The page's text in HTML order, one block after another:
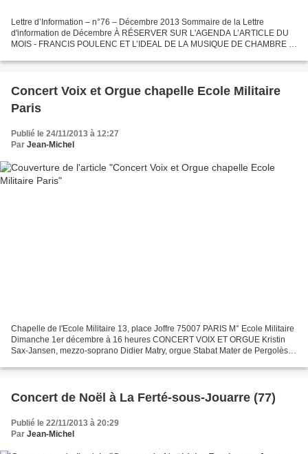
Lettre d’Information – n°76 – Décembre 2013 Sommaire de la Lettre
d'information de Décembre À RÉSERVER SUR L'AGENDA L’ARTICLE DU
MOIS - FRANCIS POULENC ET L’IDEAL DE LA MUSIQUE DE CHAMBRE :
SUR...
Concert Voix et Orgue chapelle Ecole Militaire
Paris
Publié le 24/11/2013 à 12:27
Par Jean-Michel
Chapelle de l'Ecole Militaire 13, place Joffre 75007 PARIS M° Ecole Militaire
Dimanche 1er décembre à 16 heures CONCERT VOIX ET ORGUE Kristin
Sax-Jansen, mezzo-soprano Didier Matry, orgue Stabat Mater de Pergolèse
Concert de Noël à La Ferté-sous-Jouarre (77)
Publié le 22/11/2013 à 20:29
Par Jean-Michel